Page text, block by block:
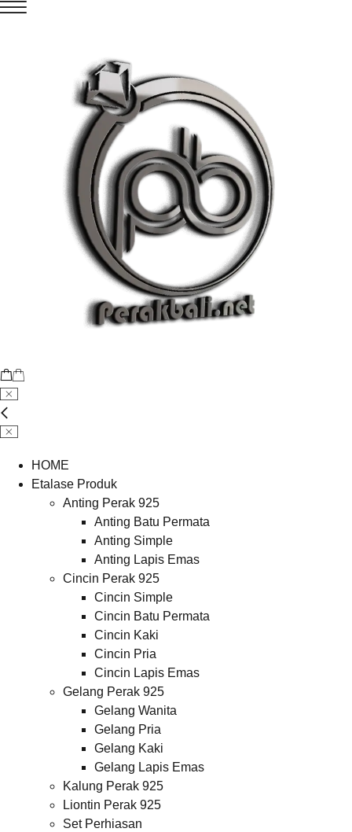
HOME
Etalase Produk
Anting Perak 925
Anting Batu Permata
Anting Simple
Anting Lapis Emas
Cincin Perak 925
Cincin Simple
Cincin Batu Permata
Cincin Kaki
Cincin Pria
Cincin Lapis Emas
Gelang Perak 925
Gelang Wanita
Gelang Pria
Gelang Kaki
Gelang Lapis Emas
Kalung Perak 925
Liontin Perak 925
Set Perhiasan